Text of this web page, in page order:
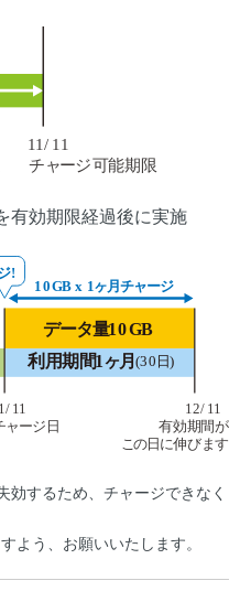
効期限経過後に実施
するため、チャージできなく
よう、お願いいたします。